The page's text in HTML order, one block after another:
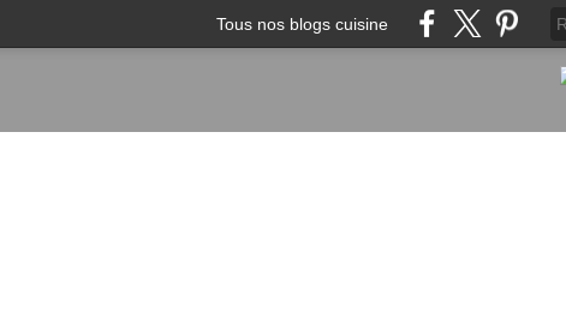
Tous nos blogs cuisine